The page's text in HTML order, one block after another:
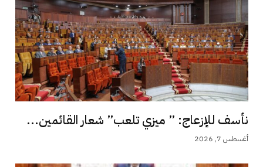
نأسف للإزعاج: ” ميزي تلعب” شعار القائمين...
أغسطس 7, 2026